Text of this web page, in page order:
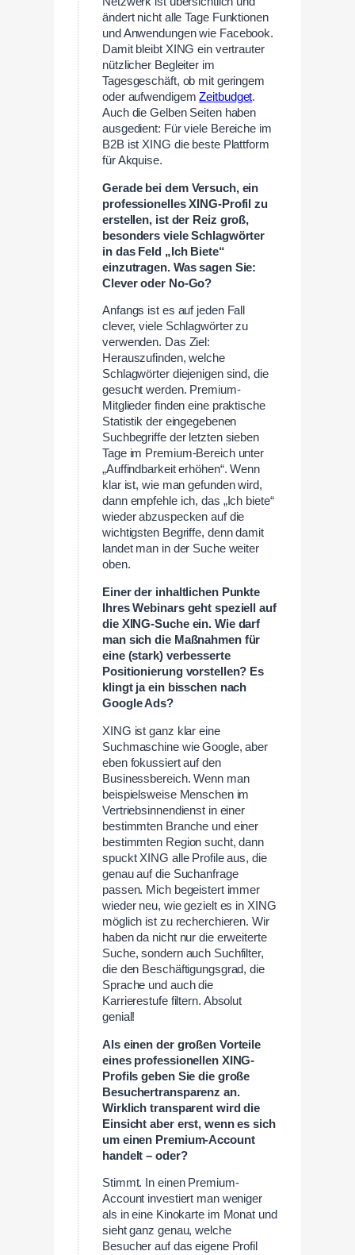
ändert nicht alle Tage Funktionen
und Anwendungen wie Facebook.
Damit bleibt XING ein vertrauter
nützlicher Begleiter im
Tagesgeschäft, ob mit geringem
oder aufwendigemZeitbudget.
Auch die Gelben Seiten haben
ausgedient: Für viele Bereiche im
B2B ist XING die beste Plattform
für Akquise.
Gerade bei dem Versuch, ein
professionelles XING-Profil zu
erstellen, ist der Reiz groß,
besonders viele Schlagwörter
in das Feld „Ich Biete“
einzutragen. Was sagen Sie:
Clever oder No-Go?
Anfangs ist es auf jeden Fall
clever, viele Schlagwörter zu
verwenden. Das Ziel:
Herauszufinden, welche
Schlagwörter diejenigen sind, die
gesucht werden. Premium-
Mitglieder finden eine praktische
Statistik der eingegebenen
Suchbegriffe der letzten sieben
Tage im Premium-Bereich unter
„Auffindbarkeit erhöhen“. Wenn
klar ist, wie man gefunden wird,
dann empfehle ich, das „Ich biete“
wieder abzuspecken auf die
wichtigsten Begriffe, denn damit
landet man in der Suche weiter
oben.
Einer der inhaltlichen Punkte
Ihres Webinars geht speziell auf
die XING-Suche ein. Wie darf
man sich die Maßnahmen für
eine (stark) verbesserte
Positionierung vorstellen? Es
klingt ja ein bisschen nach
Google Ads?
XING ist ganz klar eine
Suchmaschine wie Google, aber
eben fokussiert auf den
Businessbereich. Wenn man
beispielsweise Menschen im
Vertriebsinnendienst in einer
bestimmten Branche und einer
bestimmten Region sucht, dann
spuckt XING alle Profile aus, die
genau auf die Suchanfrage
passen. Mich begeistert immer
wieder neu, wie gezielt es in XING
möglich ist zu recherchieren. Wir
haben da nicht nur die erweiterte
Suche, sondern auch Suchfilter,
die den Beschäftigungsgrad, die
Sprache und auch die
Karrierestufe filtern. Absolut
genial!
Als einen der großen Vorteile
eines professionellen XING-
Profils geben Sie die große
Besuchertransparenz an.
Wirklich transparent wird die
Einsicht aber erst, wenn es sich
um einen Premium-Account
handelt – oder?
Stimmt. In einen Premium-
Account investiert man weniger
als in eine Kinokarte im Monat und
sieht ganz genau, welche
Besucher auf das eigene Profil